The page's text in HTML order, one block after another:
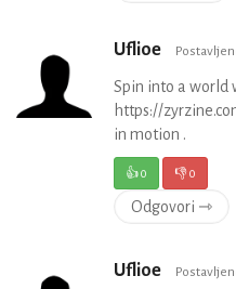
Uflioe
Spin into a world
https://
in motion .
👍0 👎0
Odgovori ⇾
Uflioe